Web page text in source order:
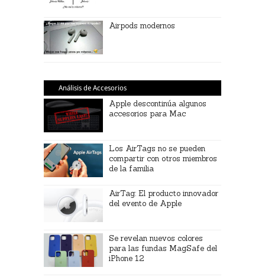
Airpods modernos
Análisis de Accesorios
Apple descontinúa algunos
accesorios para Mac
Los AirTags no se pueden
compartir con otros miembros
de la familia
AirTag: El producto innovador
del evento de Apple
Se revelan nuevos colores
para las fundas MagSafe del
iPhone 12